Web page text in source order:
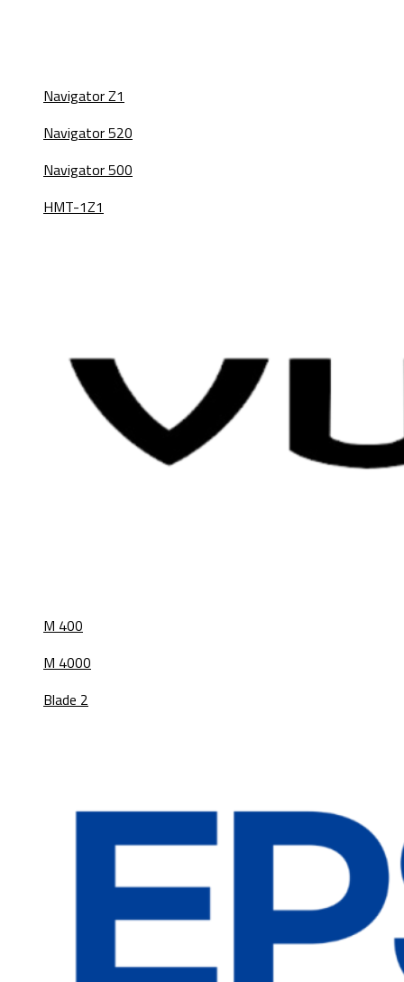
Navigator Z1
Navigator 520
Navigator 500
HMT-1Z1
M 400
M 4000
Blade 2